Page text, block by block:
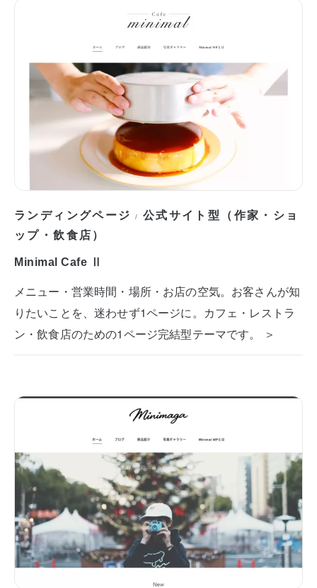
ランディングページ / 公式サイト型（作家・ショ
ップ・飲食店）
Minimal Cafe Ⅱ
メニュー・営業時間・場所・お店の空気。お客さんが知
りたいことを、迷わせず1ページに。カフェ・レストラ
ン・飲食店のための1ページ完結型テーマです。 ＞